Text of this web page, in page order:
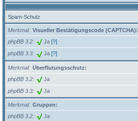
Spam-Schutz
Merkmal
Visueller Bestätigungscode (CAPTCHA):
phpBB 3.2
Ja [?]
phpBB 3.3 Ja [?]
Merkmal
Überflutungsschutz:
phpBB 3.2
Ja
phpBB 3.3 Ja
Merkmal
Gruppen:
phpBB 3.2
Ja